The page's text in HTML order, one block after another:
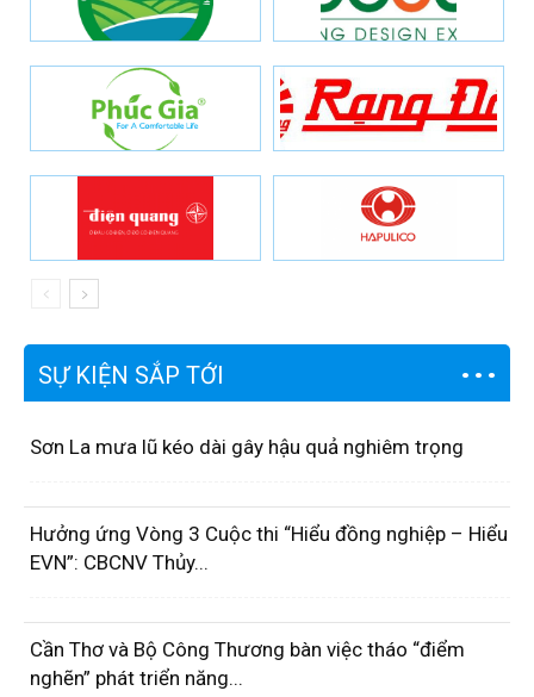
SỰ KIỆN SẮP TỚI
Sơn La mưa lũ kéo dài gây hậu quả nghiêm trọng
Hưởng ứng Vòng 3 Cuộc thi “Hiểu đồng nghiệp – Hiểu
EVN”: CBCNV Thủy...
Cần Thơ và Bộ Công Thương bàn việc tháo “điểm
nghẽn” phát triển năng...